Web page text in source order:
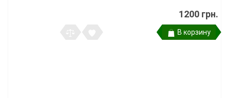
1200 грн.
В корзину